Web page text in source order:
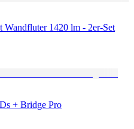
1420 lm - 2er-Set
+ Bridge Pro